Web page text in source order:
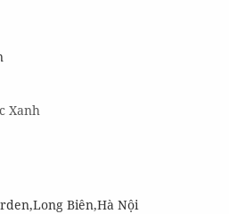
[ KẾT HỢP THĂM QUAN NAM
Dăm Ngang Phú Quốc
Xanh
Biên,Hà Nội